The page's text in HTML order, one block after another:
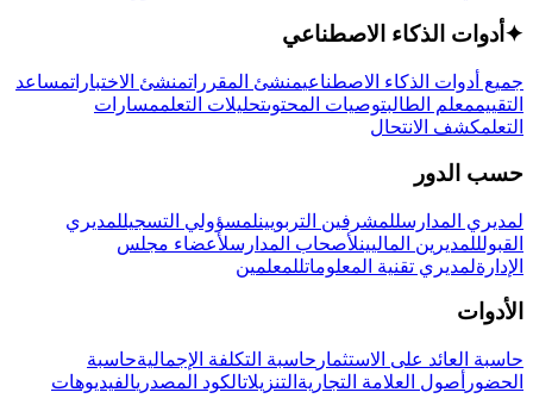
✦ أدوات الذكاء الاصطناعي
جميع أدوات الذكاء الاصطناعيمنشئ المقرراتمنشئ الاختباراتمساعد
التقييممعلم الطالبتوصيات المحتوىتحليلات التعلممسارات
التعلمكشف الانتحال
حسب الدور
لمديري المدارسللمشرفين التربويينلمسؤولي التسجيللمديري
القبولللمديرين الماليينلأصحاب المدارسلأعضاء مجلس
الإدارةلمديري تقنية المعلوماتللمعلمين
الأدوات
حاسبة العائد على الاستثمار حاسبة التكلفة الإجماليةحاسبة
الحضور أصول العلامة التجارية التنزيلاتالكود المصدريالفيديوهات